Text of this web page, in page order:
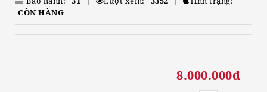
CÒN HÀNG
8.000.000đ